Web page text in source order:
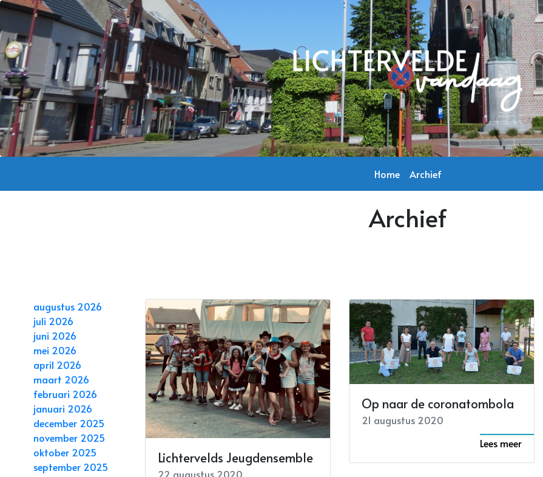
Home Archief
Archief
Lichtervelds Jeugdensemble
22 augustus 2020
Op naar de coronatombola
21 augustus 2020
Lees meer
augustus 2026
juli 2026
juni 2026
mei 2026
april 2026
maart 2026
februari 2026
januari 2026
december 2025
november 2025
oktober 2025
september 2025